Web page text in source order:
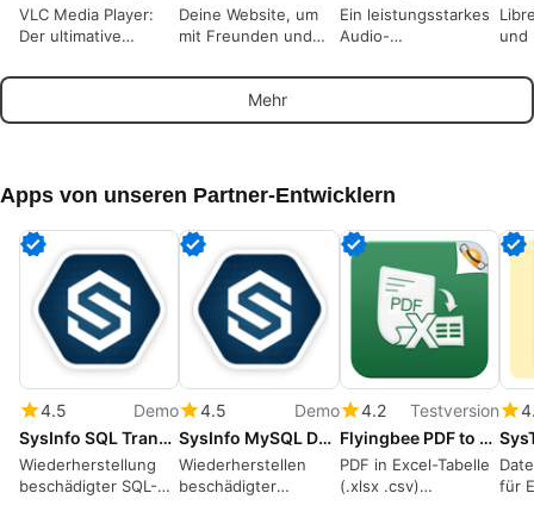
VLC Media Player:
Der ultimative
Mediaplayer
Deine Website, um
mit Freunden und
sprechen.
Ein leistungsstarkes
Audio-
und
Mehr
Apps von unseren Partner-Entwicklern
4.5
Demo
SysInfo SQL Transaction Log Recovery
Wiederherstellung
beschädigter SQL-
4.5
Demo
SysInfo MySQL Database Recovery Tool for Windows
Wiederherstellen
beschädigter
4.2
Testversion
Flyingbee PDF to Excel Converter
PDF in Excel-Tabelle
(.xlsx .csv)
für